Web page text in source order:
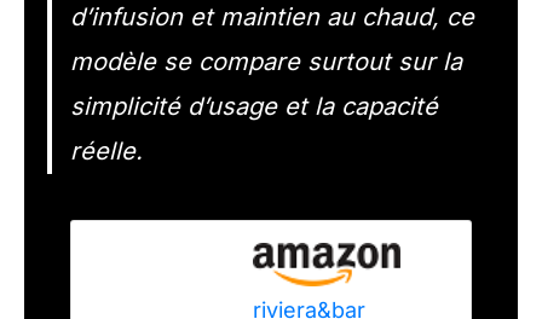
d’infusion et maintien au chaud, ce
modèle se compare surtout sur la
simplicité d’usage et la capacité
réelle.
riviera&bar